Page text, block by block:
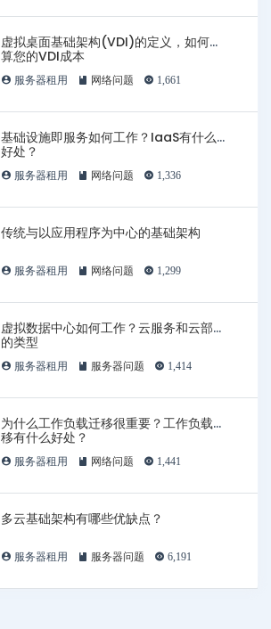
虚拟桌面基础架构(VDI)的定义，如何计
算您的VDI成本
服务器租用 网络问题 1,661
基础设施即服务如何工作？IaaS有什么
好处？
服务器租用 网络问题 1,336
传统与以应用程序为中心的基础架构
服务器租用 网络问题 1,299
虚拟数据中心如何工作？云服务和云部署
的类型
服务器租用 服务器问题 1,414
为什么工作负载迁移很重要？工作负载迁
移有什么好处？
服务器租用 网络问题 1,441
多云基础架构有哪些优缺点？
服务器租用 服务器问题 6,191